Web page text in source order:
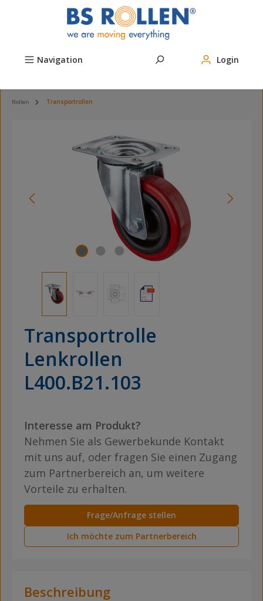
Zum Hauptinhalt springen
Navigation Login
Rollen Transportrollen
Bildergalerie überspringen
Transportrolle
Lenkrollen
L400.B21.103
Interesse am Produkt?
Nehmen Sie als Gewerbekunde Kontakt
mit uns auf, oder fragen Sie einen Zugang
zum Partnerbereich an, um weitere
Vorteile zu erhalten.
Frage/Anfrage stellen
Ich möchte zum Partnerbereich
Beschreibung